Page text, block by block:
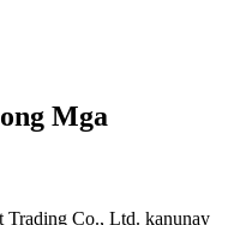
Mga
Co., Ltd. kanunay